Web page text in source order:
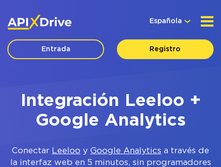
Española
Entrada Registro
Integración Leeloo +
Google Analytics
Conectar Leeloo y Google Analytics a través de
la interfaz web en 5 minutos, sin programadores